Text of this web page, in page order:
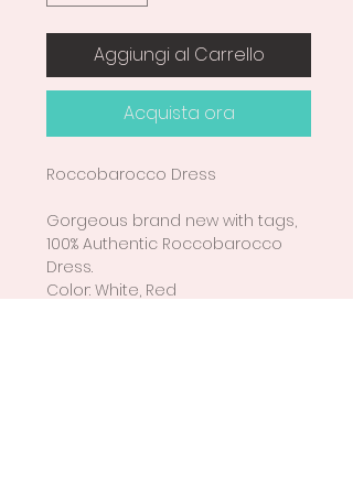
Aggiungi al Carrello
Acquista ora
Roccobarocco Dress
Gorgeous brand new with tags,
100% Authentic Roccobarocco
Dress.
Color: White, Red